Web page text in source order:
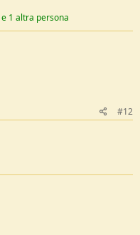
e 1 altra persona
#12